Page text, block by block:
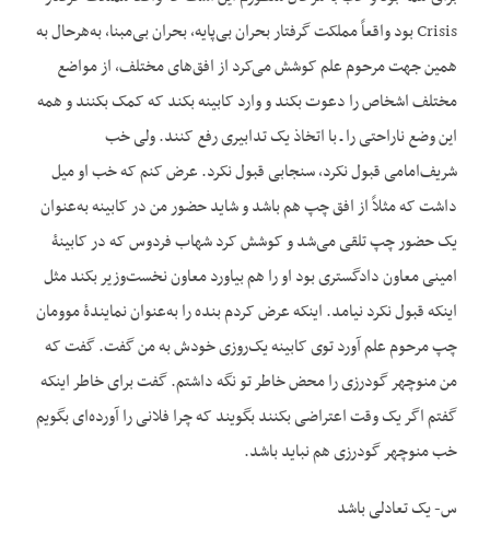
Crisis بود واقعاً مملکت گرفتار بحران بی‌پایه، بحران بی‌مبنا، به‌هرحال به
همین جهت مرحوم علم کوشش می‌کرد از افق‌های مختلف، از مواضع
مختلف اشخاص را دعوت بکند و وارد کابینه بکند که کمک بکنند و همه
این وضع ناراحتی را ـ با اتخاذ یک تدابیری رفع کنند. ولی خب
شریف‌امامی قبول نکرد، سنجابی قبول نکرد. عرض کنم که خب او میل
داشت که مثلاً از افق چپ هم باشد و شاید حضور من در کابینه به‌عنوان
یک حضور چپ تلقی می‌شد و کوشش کرد شهاب فردوس که در کابینۀ
امینی معاون دادگستری بود او را هم بیاورد معاون نخست‌وزیر بکند مثل
این‏که قبول نکرد نیامد. این‏که عرض کردم بنده را به‌عنوان نمایندۀ موومان
چپ مرحوم علم آورد توی کابینه یک‌روزی خودش به من گفت. گفت که
من منوچهر گودرزی را محض خاطر تو نگه داشتم. گفت برای خاطر این‏که
گفتم اگر یک وقت اعتراضی بکنند بگویند که چرا فلانی را آورده‌ای بگویم
خب منوچهر گودرزی هم نباید باشد.
س- یک تعادلی باشد